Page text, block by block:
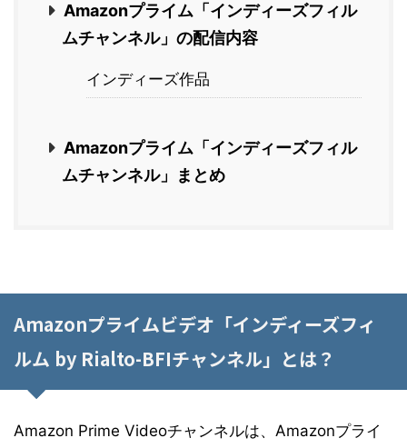
Amazonプライム「インディーズフィル
ムチャンネル」の配信内容
インディーズ作品
Amazonプライム「インディーズフィル
ムチャンネル」まとめ
Amazonプライムビデオ「インディーズフィ
ルム by Rialto-BFIチャンネル」とは？
Amazon Prime Videoチャンネルは、Amazonプライ